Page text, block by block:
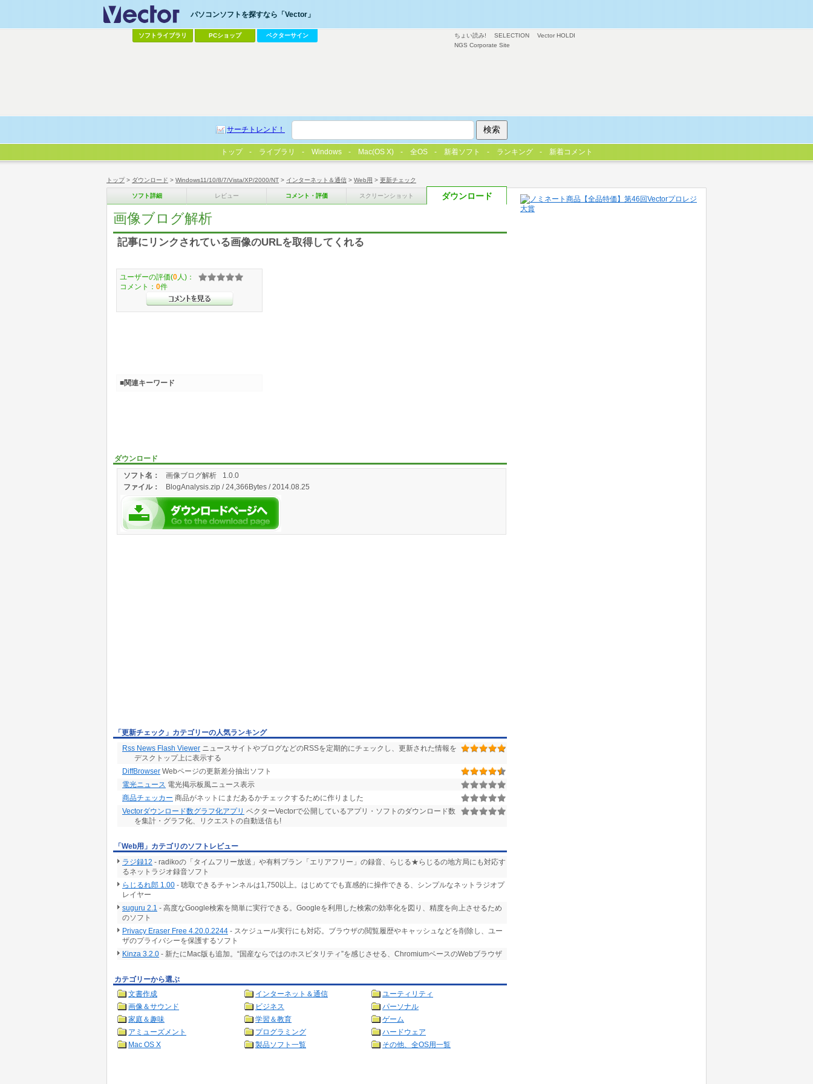
トップ> ダウンロード > Windows11/10/8/7/Vista/XP/2000/NT > インターネット＆通信 > Web用 > 更新チェック
ソフト詳細 レビュー コメント・評価 スクリーンショット ダウンロード
画像ブログ解析
記事にリンクされている画像のURLを取得してくれる
ダウンロード
ソフト名：
画像ブログ解析 1.0.0
ファイル： BlogAnalysis.zip / 24,366Bytes / 2014.08.25
ユーザーの評価(0 人)：
コメント： 0件
■関連キーワード
「更新チェック」カテゴリーの人気ランキング
Rss News Flash Viewer ニュースサイトやブログなどのRSSを定期的にチェックし、更新された情報を
デスクトップ上に表示する
DiffBrowser Webページの更新差分抽出ソフト
電光ニュース 電光掲示板風ニュース表示
商品チェッカー 商品がネットにまだあるかチェックするために作りました
Vectorダウンロード数グラフ化アプリ ベクターVectorで公開しているアプリ・ソフトのダウンロード数
を集計・グラフ化、リクエストの自動送信も!
「Web用」カテゴリのソフトレビュー
ラジ録12 - radikoの「タイムフリー放送」や有料プラン「エリアフリー」の録音、らじる★らじるの地方局にも対応す
るネットラジオ録音ソフト
らじるれ郎 1.00 - 聴取できるチャンネルは1,750以上。はじめてでも直感的に操作できる、シンプルなネットラジオプ
レイヤー
suguru 2.1 - 高度なGoogle検索を簡単に実行できる。Googleを利用した検索の効率化を図り、精度を向上させるため
のソフト
Privacy Eraser Free 4.20.0.2244 - スケジュール実行にも対応。ブラウザの閲覧履歴やキャッシュなどを削除し、ユー
ザのプライバシーを保護するソフト
Kinza 3.2.0 - 新たにMac版も追加。“国産ならではのホスピタリティ”を感じさせる、ChromiumベースのWebブラウザ
カテゴリーから選ぶ
文書作成
インターネット＆通信
ユーティリティ
画像＆サウンド
ビジネス
パーソナル
家庭＆趣味
学習＆教育
ゲーム
アミューズメント
プログラミング
ハードウェア
Mac OS X
製品ソフト一覧 その他、全OS用一覧
ちょい読み! SELECTION
Vector HOLDI
NGS Corporate Site
パソコンソフトを探すなら「Vector」
ソフトライブラリ PCショップ ベクターサイン
サーチトレンド！
トップ ライブラリ Windows Mac(OS X) 全OS 新着ソフト ランキング 新着コメント